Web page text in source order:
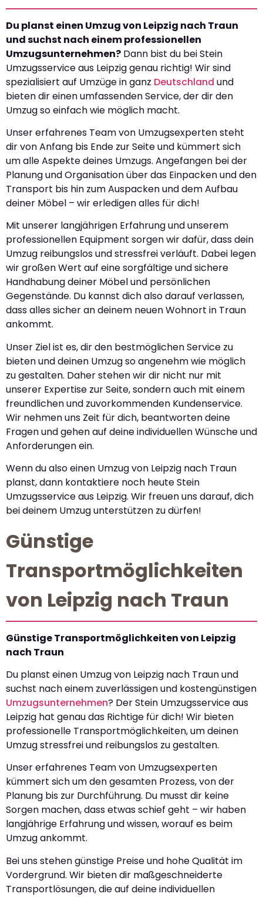
Du planst einen Umzug von Leipzig nach Traun
und suchst nach einem professionellen
Umzugsunternehmen? Dann bist du bei Stein
Umzugsservice aus Leipzig genau richtig! Wir sind
spezialisiert auf Umzüge in ganz Deutschland und
bieten dir einen umfassenden Service, der dir den
Umzug so einfach wie möglich macht.
Unser erfahrenes Team von Umzugsexperten steht
dir von Anfang bis Ende zur Seite und kümmert sich
um alle Aspekte deines Umzugs. Angefangen bei der
Planung und Organisation über das Einpacken und den
Transport bis hin zum Auspacken und dem Aufbau
deiner Möbel – wir erledigen alles für dich!
Mit unserer langjährigen Erfahrung und unserem
professionellen Equipment sorgen wir dafür, dass dein
Umzug reibungslos und stressfrei verläuft. Dabei legen
wir großen Wert auf eine sorgfältige und sichere
Handhabung deiner Möbel und persönlichen
Gegenstände. Du kannst dich also darauf verlassen,
dass alles sicher an deinem neuen Wohnort in Traun
ankommt.
Unser Ziel ist es, dir den bestmöglichen Service zu
bieten und deinen Umzug so angenehm wie möglich
zu gestalten. Daher stehen wir dir nicht nur mit
unserer Expertise zur Seite, sondern auch mit einem
freundlichen und zuvorkommenden Kundenservice.
Wir nehmen uns Zeit für dich, beantworten deine
Fragen und gehen auf deine individuellen Wünsche und
Anforderungen ein.
Wenn du also einen Umzug von Leipzig nach Traun
planst, dann kontaktiere noch heute Stein
Umzugsservice aus Leipzig. Wir freuen uns darauf, dich
bei deinem Umzug unterstützen zu dürfen!
Günstige
Transportmöglichkeiten
von Leipzig nach Traun
Günstige Transportmöglichkeiten von Leipzig
nach Traun
Du planst einen Umzug von Leipzig nach Traun und
suchst nach einem zuverlässigen und kostengünstigen
Umzugsunternehmen? Der Stein Umzugsservice aus
Leipzig hat genau das Richtige für dich! Wir bieten
professionelle Transportmöglichkeiten, um deinen
Umzug stressfrei und reibungslos zu gestalten.
Unser erfahrenes Team von Umzugsexperten
kümmert sich um den gesamten Prozess, von der
Planung bis zur Durchführung. Du musst dir keine
Sorgen machen, dass etwas schief geht – wir haben
langjährige Erfahrung und wissen, worauf es beim
Umzug ankommt.
Bei uns stehen günstige Preise und hohe Qualität im
Vordergrund. Wir bieten dir maßgeschneiderte
Transportlösungen, die auf deine individuellen